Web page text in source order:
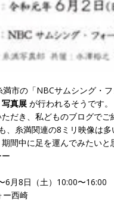
市の「NBCサムシング・フ
真展 が行われるそうです。
だき、私どものブログでご
、糸満関連の8ミリ映像は多
間中に足を運んでみたいと
6月8日（土）10:00〜16:00
ー西崎